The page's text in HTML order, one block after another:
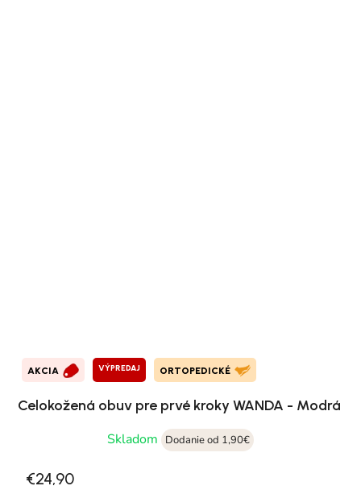
AKCIA VÝPREDAJ ORTOPEDICKÉ
Celokožená obuv pre prvé kroky WANDA - Modrá
Skladom
Dodanie od 1,90€
€24,90